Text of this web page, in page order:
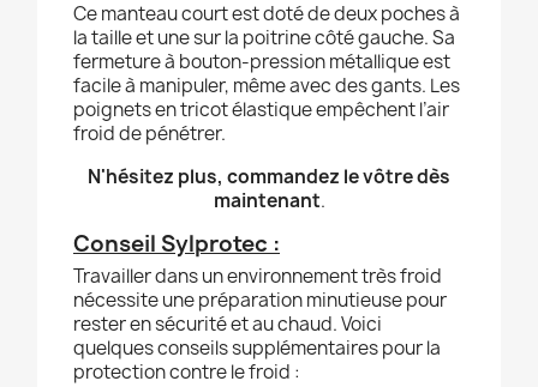
Ce manteau court est doté de deux poches à
la taille et une sur la poitrine côté gauche. Sa
fermeture à bouton-pression métallique est
facile à manipuler, même avec des gants. Les
poignets en tricot élastique empêchent l’air
froid de pénétrer.
N'hésitez plus, commandez le vôtre dès
maintenant.
Conseil Sylprotec :
Travailler dans un environnement très froid
nécessite une préparation minutieuse pour
rester en sécurité et au chaud. Voici
quelques conseils supplémentaires pour la
protection contre le froid :